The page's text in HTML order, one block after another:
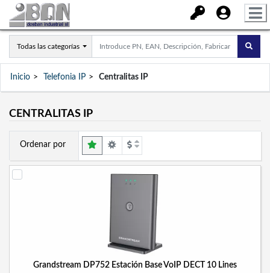
Todas las categorías
Inicio Telefonia IP Centralitas IP
CENTRALITAS IP
Ordenar por
Grandstream DP752 Estación Base VoIP DECT 10 Lines